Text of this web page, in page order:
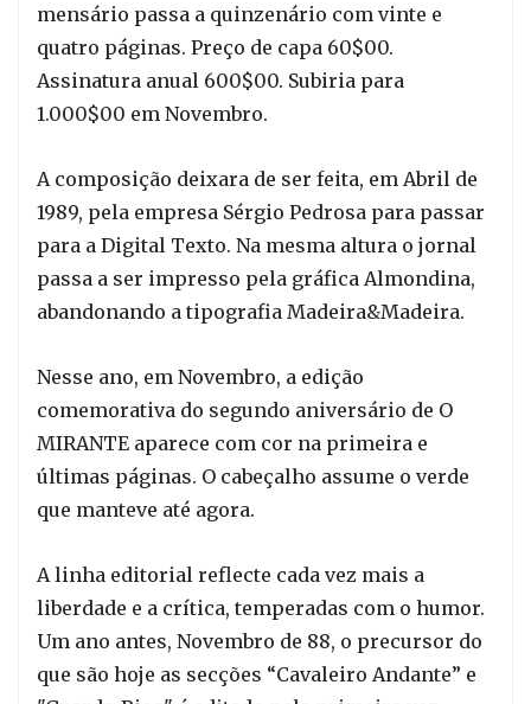
mensário passa a quinzenário com vinte e
quatro páginas. Preço de capa 60$00.
Assinatura anual 600$00. Subiria para
1.000$00 em Novembro.
A composição deixara de ser feita, em Abril de
1989, pela empresa Sérgio Pedrosa para passar
para a Digital Texto. Na mesma altura o jornal
passa a ser impresso pela gráfica Almondina,
abandonando a tipografia Madeira&Madeira.
Nesse ano, em Novembro, a edição
comemorativa do segundo aniversário de O
MIRANTE aparece com cor na primeira e
últimas páginas. O cabeçalho assume o verde
que manteve até agora.
A linha editorial reflecte cada vez mais a
liberdade e a crítica, temperadas com o humor.
Um ano antes, Novembro de 88, o precursor do
que são hoje as secções “Cavaleiro Andante” e